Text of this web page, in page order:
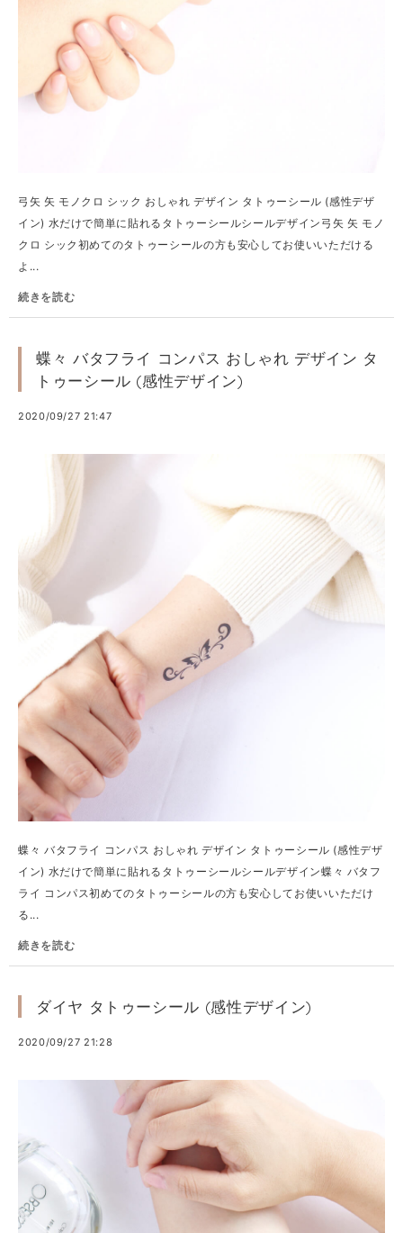
弓矢 矢 モノクロ シック おしゃれ デザイン タトゥーシール (感性デザ
イン) 水だけで簡単に貼れるタトゥーシールシールデザイン弓矢 矢 モノ
クロ シック初めてのタトゥーシールの方も安心してお使いいただける
よ...
続きを読む
蝶々 バタフライ コンパス おしゃれ デザイン タ
トゥーシール (感性デザイン)
2020/09/27 21:47
蝶々 バタフライ コンパス おしゃれ デザイン タトゥーシール (感性デザ
イン) 水だけで簡単に貼れるタトゥーシールシールデザイン蝶々 バタフ
ライ コンパス初めてのタトゥーシールの方も安心してお使いいただけ
る...
続きを読む
ダイヤ タトゥーシール (感性デザイン)
2020/09/27 21:28